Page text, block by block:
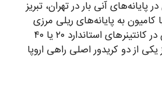
آنی بار در تهران، تبریز
کامیون به پایانه‌های ریلی مرزی
منتقل می‌شود. سپس در کانتینرهای استاندارد ۲۰ یا ۴۰
از دو کریدور اصلی راهی اروپا